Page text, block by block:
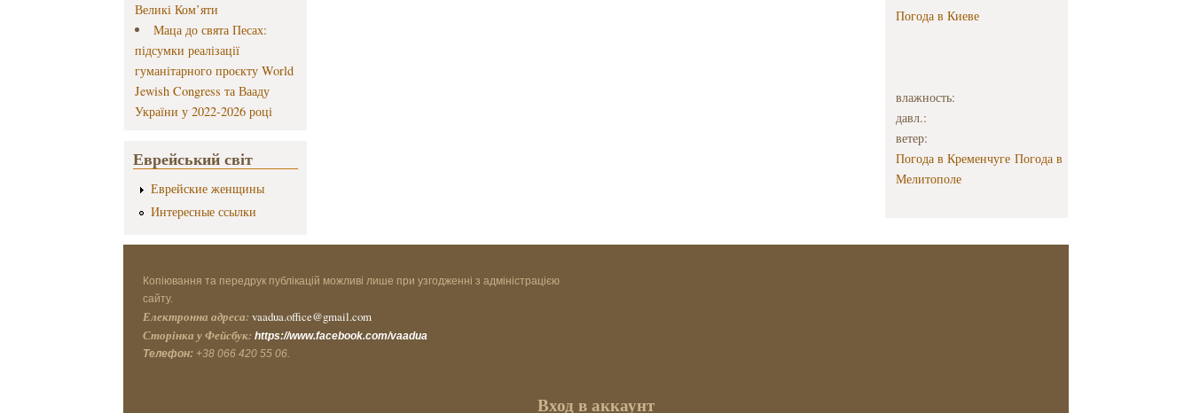
Великі Ком’яти
Маца до свята Песах:
підсумки реалізації
гуманітарного проєкту World
Jewish Congress та Вааду
України у 2022-2026 році
Еврейський світ
Еврейские женщины
Интересные ссылки
Погода в Киеве
влажность:
давл.:
ветер:
Погода в Кременчуге Погода в
Мелитополе
Копіювання та передрук публікацій можливі лише при узгодженні з адміністрацією
сайту.
Електронна адреса: vaadua.office@gmail.com
Сторінка у Фейсбук: https://www.facebook.com/vaadua
Телефон: +38 066 420 55 06.
Вход в аккаунт